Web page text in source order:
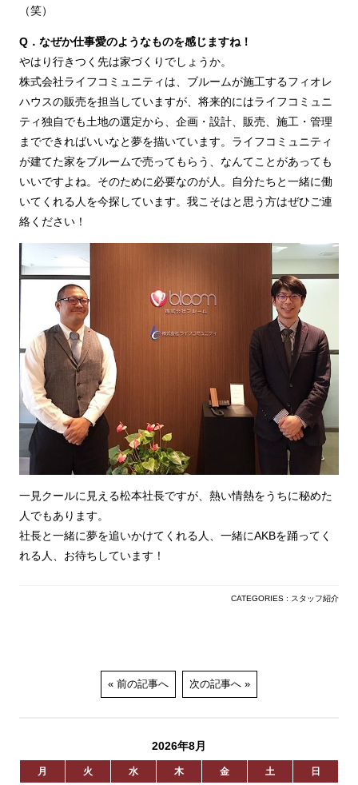
（笑）
Q．なぜか仕事愛のようなものを感じますね！
やはり行きつく先は家づくりでしょうか。
株式会社ライフコミュニティは、ブルームが施工するフィオレ
ハウスの販売を担当していますが、将来的にはライフコミュニ
ティ独自でも土地の選定から、企画・設計、販売、施工・管理
までできればいいなと夢を描いています。ライフコミュニティ
が建てた家をブルームで売ってもらう、なんてことがあっても
いいですよね。そのために必要なのが人。自分たちと一緒に働
いてくれる人を今探しています。我こそはと思う方はぜひご連
絡ください！
一見クールに見える松本社長ですが、熱い情熱をうちに秘めた
人でもあります。
社長と一緒に夢を追いかけてくれる人、一緒にAKBを踊ってく
れる人、お待ちしています！
CATEGORIES : スタッフ紹介
前の記事へ 次の記事へ
2026年8月
月 火 水 木 金 土 日